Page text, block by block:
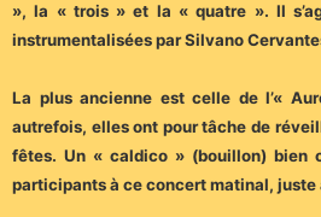
», la « trois » et la « quatre ». Il
instrumentalisées par Silvano
La plus ancienne est celle de l’«
autrefois, elles ont pour tâche de
fêtes. Un « caldico » (bouillon) bien
participants à ce concert matinal, juste